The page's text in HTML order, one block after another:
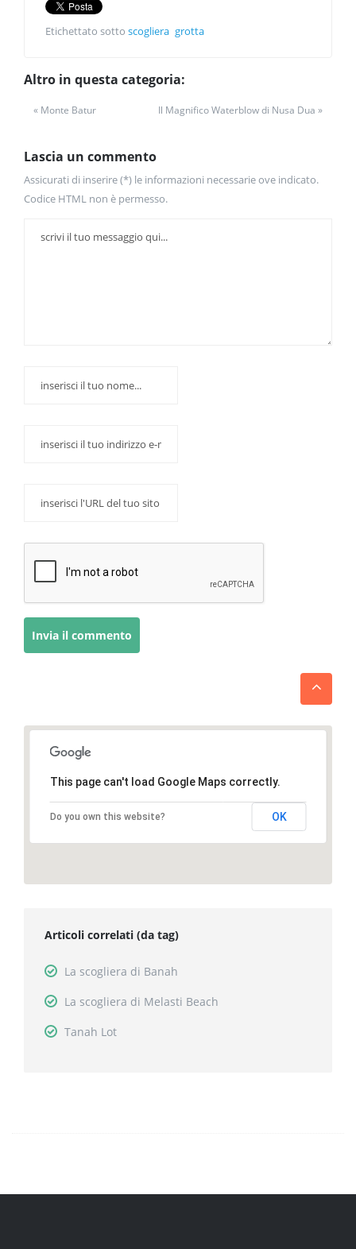
Etichettato sotto scogliera grotta
Altro in questa categoria:
« Monte Batur Il Magnifico Waterblow di Nusa Dua »
Lascia un commento
Assicurati di inserire (*) le informazioni necessarie ove indicato.
Codice HTML non è permesso.
This page can't load Google Maps correctly.
Do you own this website? OK
Articoli correlati (da tag)
La scogliera di Banah
La scogliera di Melasti Beach
Tanah Lot